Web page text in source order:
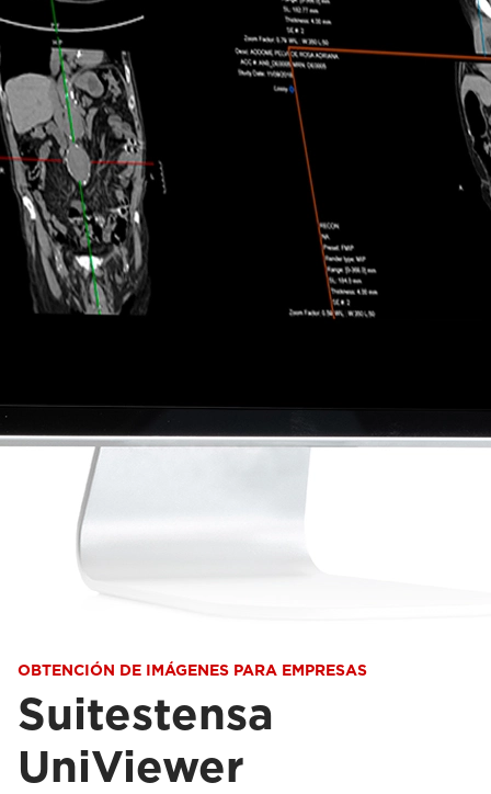
OBTENCIÓN DE IMÁGENES PARA EMPRESAS
Suitestensa
UniViewer